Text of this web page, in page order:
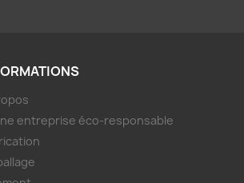
entreprise éco-responsable